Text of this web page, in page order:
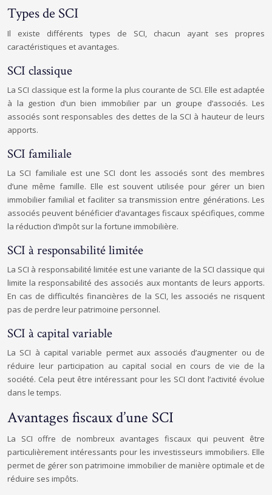
Types de SCI
Il existe différents types de SCI, chacun ayant ses propres
caractéristiques et avantages.
SCI classique
La SCI classique est la forme la plus courante de SCI. Elle est adaptée
à la gestion d’un bien immobilier par un groupe d’associés. Les
associés sont responsables des dettes de la SCI à hauteur de leurs
apports.
SCI familiale
La SCI familiale est une SCI dont les associés sont des membres
d’une même famille. Elle est souvent utilisée pour gérer un bien
immobilier familial et faciliter sa transmission entre générations. Les
associés peuvent bénéficier d’avantages fiscaux spécifiques, comme
la réduction d’impôt sur la fortune immobilière.
SCI à responsabilité limitée
La SCI à responsabilité limitée est une variante de la SCI classique qui
limite la responsabilité des associés aux montants de leurs apports.
En cas de difficultés financières de la SCI, les associés ne risquent
pas de perdre leur patrimoine personnel.
SCI à capital variable
La SCI à capital variable permet aux associés d’augmenter ou de
réduire leur participation au capital social en cours de vie de la
société. Cela peut être intéressant pour les SCI dont l’activité évolue
dans le temps.
Avantages fiscaux d’une SCI
La SCI offre de nombreux avantages fiscaux qui peuvent être
particulièrement intéressants pour les investisseurs immobiliers. Elle
permet de gérer son patrimoine immobilier de manière optimale et de
réduire ses impôts.